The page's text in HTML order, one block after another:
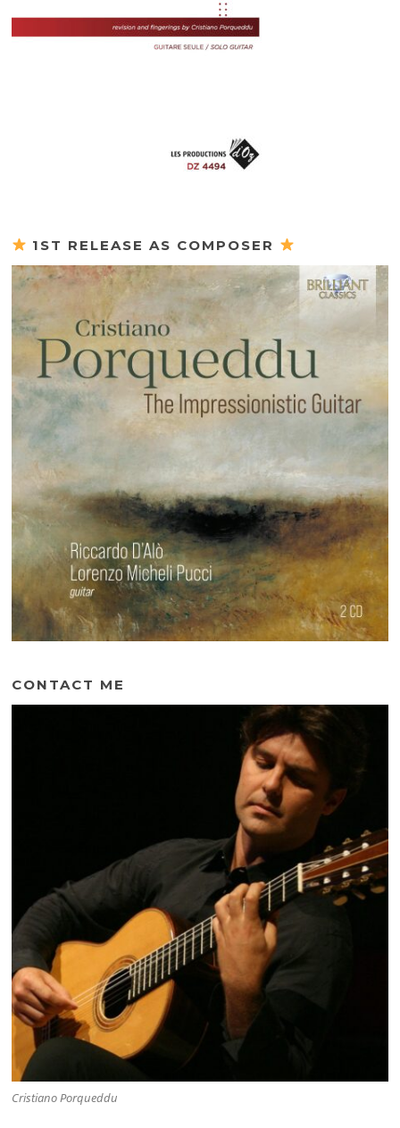
1ST RELEASE AS COMPOSER
CONTACT ME
Cristiano Porqueddu